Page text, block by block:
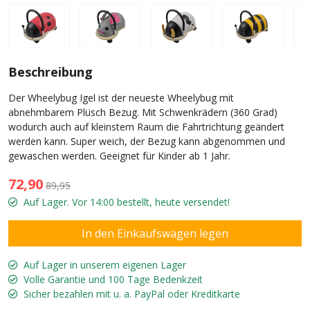
Beschreibung
Der Wheelybug Igel ist der neueste Wheelybug mit
abnehmbarem Plüsch Bezug. Mit Schwenkrädern (360 Grad)
wodurch auch auf kleinstem Raum die Fahrtrichtung geändert
werden kann. Super weich, der Bezug kann abgenommen und
gewaschen werden. Geeignet für Kinder ab 1 Jahr.
72,90 89,95
Auf Lager. Vor 14:00 bestellt, heute versendet!
Auf Lager in unserem eigenen Lager
Volle Garantie und 100 Tage Bedenkzeit
Sicher bezahlen mit u. a. PayPal oder Kreditkarte